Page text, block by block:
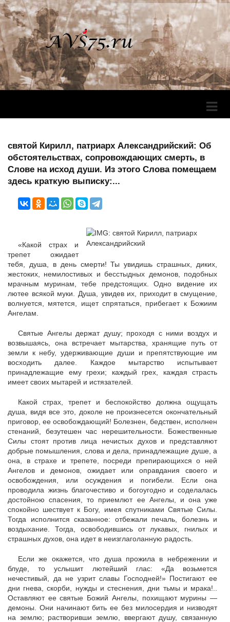
святой Кирилл, патриарх Александрийский: Об
обстоятельствах, сопровождающих смерть, в
Слове на исход души. Из этого Слова помещаем
здесь краткую выписку:...
«Какой страх и
трепет ожидает
тебя, душа, в день смерти! Ты увидишь страшных, диких,
жестоких, немилостивых и бесстыдных демонов, подобных
мрачным муринам, тебе предстоящих. Одно видение их
лютее всякой муки. Душа, увидев их, приходит в смущение,
волнуется, мятется, ищет спрятаться, прибегает к Божиим
Ангелам.
Святые Ангелы держат душу; проходя с ними воздух и
возвышаясь, она встречает мытарства, хранящие путь от
земли к небу, удерживающие души и препятствующие им
восходить далее. Каждое мытарство испытывает
принадлежащие ему грехи; каждый грех, каждая страсть
имеет своих мытарей и истязателей.
Какой страх, трепет и беспокойство должна ощущать
душа, видя все это, доколе не произнесется окончательный
приговор, ее освобождающий! Болезнен, бедствен, исполнен
стенаний, безутешен час нерешительности. Божественные
Силы стоят против лица нечистых духов и представляют
добрые помышления, слова и дела, принадлежащие душе, а
она, в страхе и трепете, посреди препирающихся о ней
Ангелов и демонов, ожидает или оправдания своего и
освобождения, или осуждения и погибели. Если она
проводила жизнь благочестиво и богоугодно и соделалась
достойною спасения, то приемлют ее Ангелы, и она уже
спокойно шествует к Богу, имея спутниками Святые Силы.
Тогда исполнится сказанное: отбежали печаль, болезнь и
воздыхание. Тогда, освободившись от лукавых, гнилых и
страшных духов, она идет в неизглаголанную радость.
Если же окажется, что душа прожила в небрежении и
блуде, то услышит лютейший глас: «Да возьмется
нечестивый, да не узрит славы Господней!» Постигают ее
дни гнева, скорби, нужды и стеснения, дни тьмы и мрака!..
Оставляют ее святые Божий Ангелы, похищают мурины —
демоны. Они начинают бить ее без милосердия и низводят
на землю; растворивши землю, ввергают душу, связанную